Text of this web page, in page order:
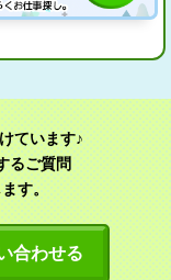
ています♪
るご質問
す。
合わせる